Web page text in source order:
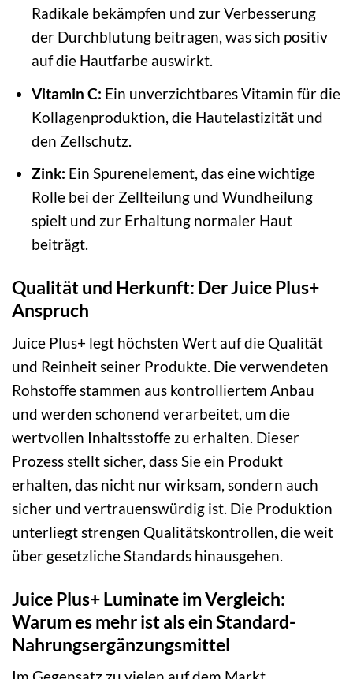
Radikale bekämpfen und zur Verbesserung
der Durchblutung beitragen, was sich positiv
auf die Hautfarbe auswirkt.
Vitamin C: Ein unverzichtbares Vitamin für die
Kollagenproduktion, die Hautelastizität und
den Zellschutz.
Zink: Ein Spurenelement, das eine wichtige
Rolle bei der Zellteilung und Wundheilung
spielt und zur Erhaltung normaler Haut
beiträgt.
Qualität und Herkunft: Der Juice Plus+
Anspruch
Juice Plus+ legt höchsten Wert auf die Qualität
und Reinheit seiner Produkte. Die verwendeten
Rohstoffe stammen aus kontrolliertem Anbau
und werden schonend verarbeitet, um die
wertvollen Inhaltsstoffe zu erhalten. Dieser
Prozess stellt sicher, dass Sie ein Produkt
erhalten, das nicht nur wirksam, sondern auch
sicher und vertrauenswürdig ist. Die Produktion
unterliegt strengen Qualitätskontrollen, die weit
über gesetzliche Standards hinausgehen.
Juice Plus+ Luminate im Vergleich:
Warum es mehr ist als ein Standard-
Nahrungsergänzungsmittel